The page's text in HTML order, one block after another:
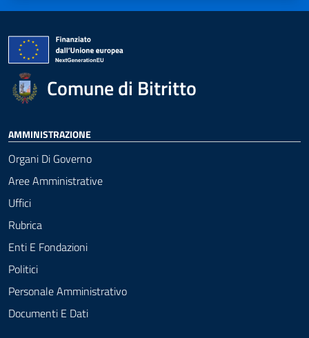
Comune di Bitritto
AMMINISTRAZIONE
Organi Di Governo
Aree Amministrative
Uffici
Rubrica
Enti E Fondazioni
Politici
Personale Amministrativo
Documenti E Dati